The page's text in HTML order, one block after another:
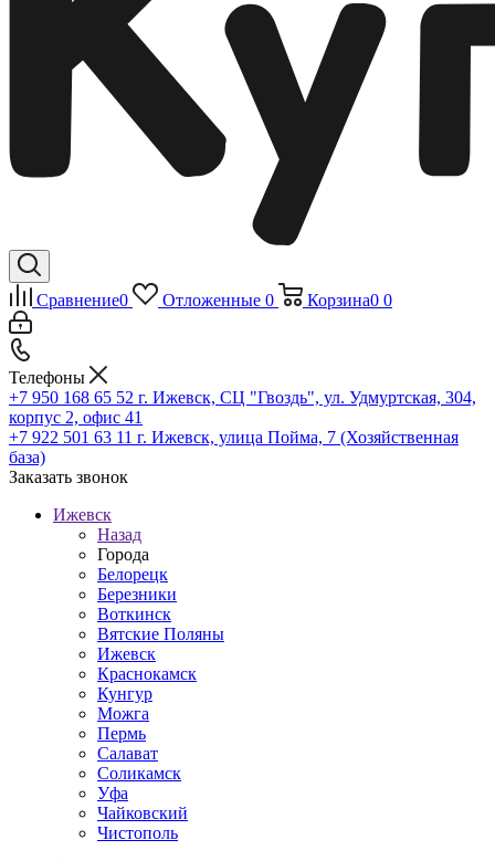
Сравнение0 Отложенные 0 Корзина0 0
Телефоны
+7 950 168 65 52 г. Ижевск, СЦ "Гвоздь", ул. Удмуртская, 304,
корпус 2, офис 41
+7 922 501 63 11 г. Ижевск, улица Пойма, 7 (Хозяйственная
база)
Заказать звонок
Ижевск
Назад
Города
Белорецк
Березники
Воткинск
Вятские Поляны
Ижевск
Краснокамск
Кунгур
Можга
Пермь
Салават
Соликамск
Уфа
Чайковский
Чистополь